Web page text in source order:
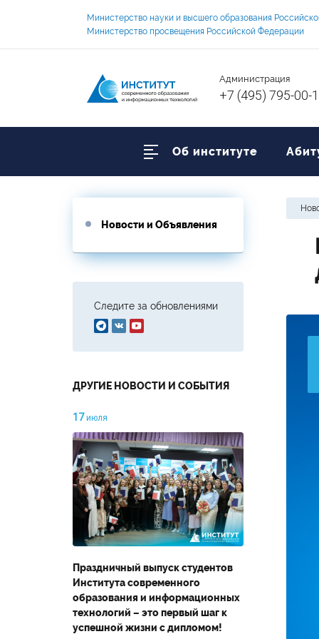
Министерство науки и высшего образования
Министерство просвещения Российской Федерации
Администрация
+7 (495) 795-00-
Об институте
Новости и Объявления
Следите за обновлениями
  
ДРУГИЕ НОВОСТИ И СОБЫТИЯ
17 июля
Праздничный выпуск студентов
Института современного
образования и информационных
технологий – это первый шаг к
успешной жизни с дипломом!